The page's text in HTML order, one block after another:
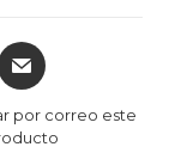
Opens
por correo este